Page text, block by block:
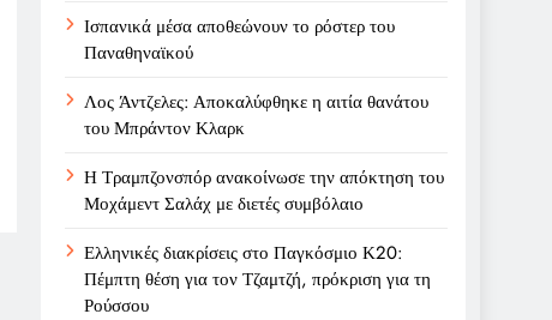
Ισπανικά μέσα αποθεώνουν το ρόστερ του
Παναθηναϊκού
Λος Άντζελες: Αποκαλύφθηκε η αιτία θανάτου
του Μπράντον Κλαρκ
Η Τραμπζονσπόρ ανακοίνωσε την απόκτηση του
Μοχάμεντ Σαλάχ με διετές συμβόλαιο
Ελληνικές διακρίσεις στο Παγκόσμιο Κ20:
Πέμπτη θέση για τον Τζαμτζή, πρόκριση για τη
Ρούσσου